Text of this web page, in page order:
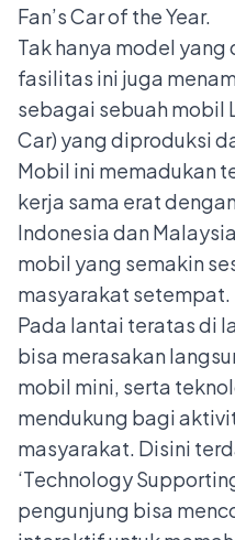
Fan’s Car of the Year.
Tak hanya model
fasilitas ini juga
sebagai sebuah mobil
Car) yang diproduksi
Mobil ini memadukan
kerja sama erat
Indonesia dan
mobil yang semakin
masyarakat setempat.
Pada lantai teratas di
bisa merasakan
mobil mini, serta
mendukung bagi
masyarakat. Disini
‘Technology
pengunjung bisa